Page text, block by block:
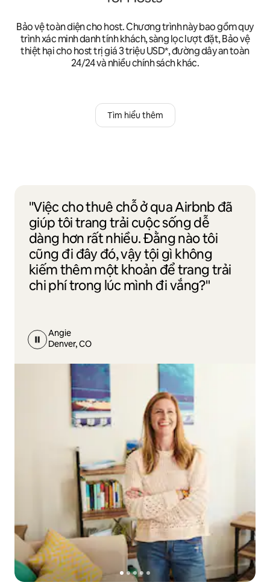
Bảo vệ toàn diện cho host. Chương trình này bao gồm quy
trình xác minh danh tính khách, sàng lọc lượt đặt, Bảo vệ
thiệt hại cho host trị giá 3 triệu USD*, đường dây an toàn
24/24 và nhiều chính sách khác.
Tìm hiểu thêm
"Việc cho thuê chỗ ở qua Airbnb đã
giúp tôi trang trải cuộc sống dễ
dàng hơn rất nhiều. Đằng nào tôi
cũng đi đây đó, vậy tội gì không
kiếm thêm một khoản để trang trải
chi phí trong lúc mình đi vắng?"
Angie
Denver, CO